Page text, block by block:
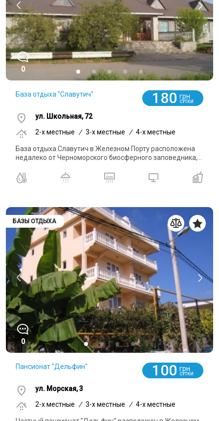
0
База отдыха "Славутич" 180 грн
СУТКИ
ул. Школьная, 72
2-x местные
/ 3-x местные / 4-x местные
База отдыха Славутич в Железном Порту расположена
недалеко от Черноморского биосферного заповедника,...
БАЗЫ ОТДЫХА
0
Пансионат "Дельфин" 100 грн
СУТКИ
ул. Морская, 3
2-x местные
/ 3-x местные / 4-x местные